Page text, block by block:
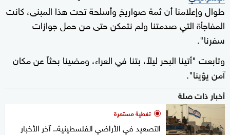
طوال وإعلامنا أن ثمة صواريخ وأسلحة تحت هذا المبنى، كانت
المفاجأة التي صدمتنا ولم نتمكن حتى من حمل جوازات
سفرنا".
وتابعت "أتينا البحر ليلاً، بتنا في العراء، ومضينا بحثاً عن مكان
آمن يؤينا".
أخبار ذات صلة
تغطية مستمرة
التصعيد في الأراضي الفلسطينية.. آخر الأخبار